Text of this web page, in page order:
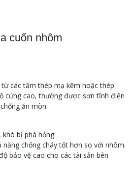
cuốn nhôm
các tấm thép mạ kẽm hoặc thép
cứng cao, thường được sơn tĩnh điện
ăn mòn.
bị phá hỏng.
năng chống cháy tốt hơn so với nhôm.
bảo vệ cao cho các tài sản bên